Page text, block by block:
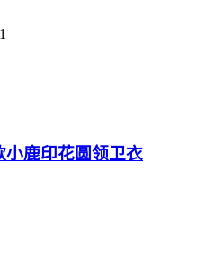
鹿印花圆领卫衣